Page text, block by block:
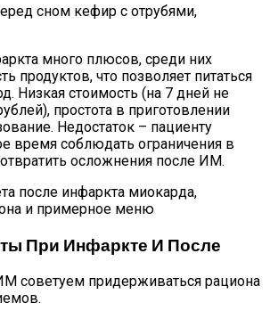
сном кефир с отрубями,
много плюсов, среди них
продуктов, что позволяет питаться
Низкая стоимость (на 7 дней не
простота в приготовлении
Недостаток – пациенту
время соблюдать ограничения в
осложнения после ИМ.
При Инфаркте И После
советуем придерживаться рациона